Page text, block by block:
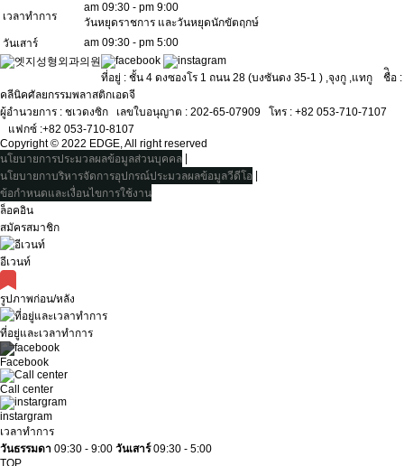
เวลาทำการ
am 09:30 - pm 9:00
วันหยุดราชการ และวันหยุดนักขัตฤกษ์
วันเสาร์
am 09:30 - pm 5:00
ที่อยู่ : ชั้น 4 ดงซองโร 1 ถนน 28 (บงซันดง 35-1 ) ,จุงกู ,แทกู ชื่ิอ :
คลีนิคศัลยกรรมพลาสติกเอดจี
ผู้อำนวยการ : ชเวดงซิกㅤ เลขใบอนุญาต : 202-65-07909ㅤ โทร : +82 053-710-7107
ㅤ แฟกซ์ :+82 053-710-8107
Copyright © 2022 EDGE, All right reserved
นโยบายการประมวลผลข้อมูลส่วนบุคคล
นโยบายกาบริหารจัดการอุปกรณ์ประมวลผลข้อมูลวีดีโอ
ข้อกำหนดและเงื่อนไขการใช้งาน
ล็อคอิน
สมัครสมาชิก
อีเวนท์
รูปภาพก่อน/หลัง
ที่อยู่และเวลาทำการ
Facebook
Call center
instargram
เวลาทำการ
วันธรรมดา 09:30 - 9:00 วันเสาร์ 09:30 - 5:00